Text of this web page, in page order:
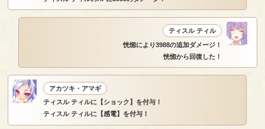
ティスル ティル
恍惚により3988の追加ダメージ！
恍惚から回復した！
アカツキ・アマギ
ティスル ティルに【ショック】を付与！
ティスル ティルに【感電】を付与！